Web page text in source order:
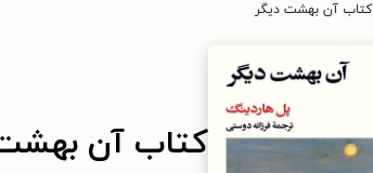
کتاب آن بهشت دیگر
کتاب آن